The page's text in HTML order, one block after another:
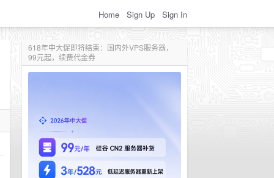
Home Sign Up Sign In
618年中大促即将结束：国内外VPS服务器，
99元起，续费代金券